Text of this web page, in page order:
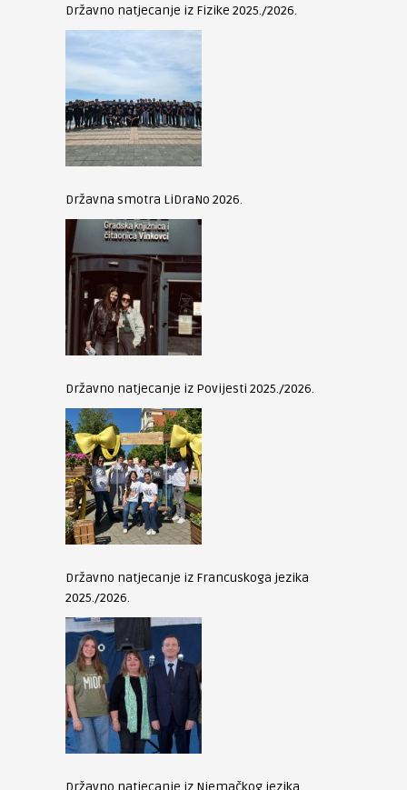
Državno natjecanje iz Fizike 2025./2026.
Državna smotra LiDraNo 2026.
Državno natjecanje iz Povijesti 2025./2026.
Državno natjecanje iz Francuskoga jezika
2025./2026.
Državno natjecanje iz Njemačkog jezika